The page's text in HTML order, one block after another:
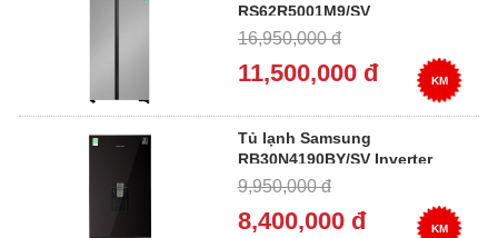
RS62R5001M9/SV
16,950,000 đ
11,500,000 đ KM
Tủ lạnh Samsung
RB30N4190BY/SV Inverter
307 lít
9,950,000 đ
8,400,000 đ KM